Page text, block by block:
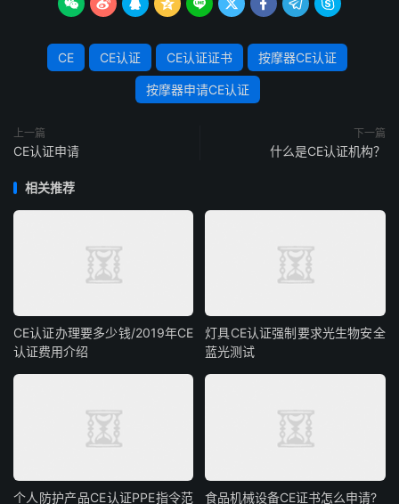
        
CE CE认证 CE认证证书 按摩器CE认证
按摩器申请CE认证
上一篇
CE认证申请
下一篇
什么是CE认证机构？
相关推荐
CE认证办理要多少钱/2019年CE
认证费用介绍
灯具CE认证强制要求光生物安全
蓝光测试
个人防护产品CE认证PPE指令范
食品机械设备CE证书怎么申请?